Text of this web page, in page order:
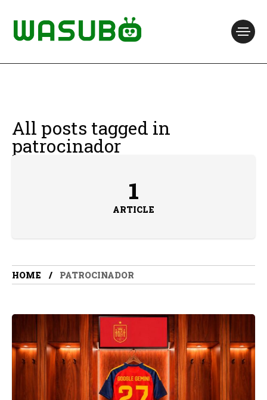
All posts tagged in
patrocinador
1
ARTICLE
HOME PATROCINADOR